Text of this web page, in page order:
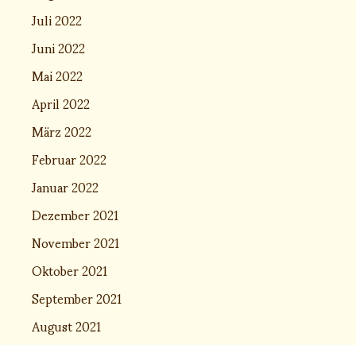
Juli 2022
Juni 2022
Mai 2022
April 2022
März 2022
Februar 2022
Januar 2022
Dezember 2021
November 2021
Oktober 2021
September 2021
August 2021